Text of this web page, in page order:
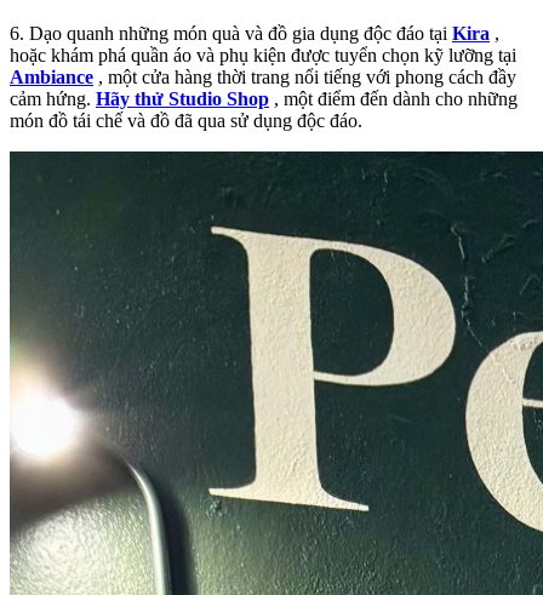
6. Dạo quanh những món quà và đồ gia dụng độc đáo tại Kira ,
hoặc khám phá quần áo và phụ kiện được tuyển chọn kỹ lưỡng tại
Ambiance , một cửa hàng thời trang nổi tiếng với phong cách đầy
cảm hứng. Hãy thử Studio Shop , một điểm đến dành cho những
món đồ tái chế và đồ đã qua sử dụng độc đáo.